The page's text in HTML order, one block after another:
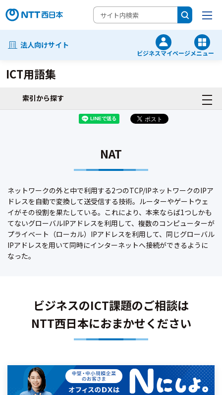
法人向けサイト
ビジネスマイページメニュー
ICT用語集
索引から探す
NAT
ネットワークの外と中で利用する2つのTCP/IPネットワークのIPア
ドレスを自動で変換して送受信する技術。ルーターやゲートウェ
イがその役割を果たしている。これにより、本来ならば1つしかも
てないグローバルIPアドレスを利用して、複数のコンピューターが
プライベート（ローカル）IPアドレスを利用して、同じグローバル
IPアドレスを用いて同時にインターネットへ接続ができるように
なった。
ビジネスのICT課題のご相談は
NTT西日本におまかせください